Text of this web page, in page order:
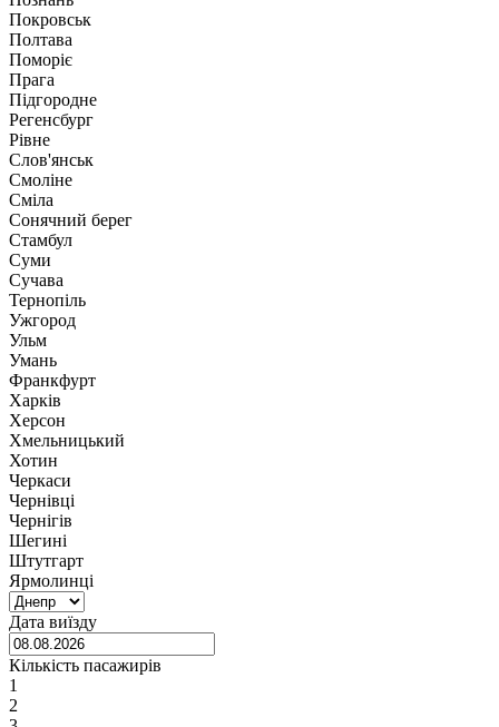
Покровськ
Полтава
Поморіє
Прага
Підгородне
Регенсбург
Рівне
Слов'янськ
Смоліне
Сміла
Сонячний берег
Стамбул
Суми
Сучава
Тернопіль
Ужгород
Ульм
Умань
Франкфурт
Харків
Херсон
Хмельницький
Хотин
Черкаси
Чернівці
Чернігів
Шегині
Штутгарт
Ярмолинці
Дата виїзду
Кількість пасажирів
1
2